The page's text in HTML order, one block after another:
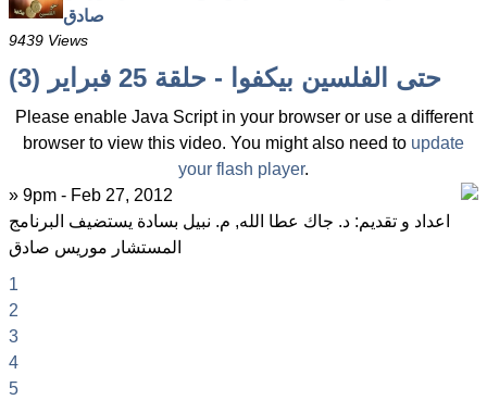
صادق
9439 Views
حتى الفلسين بيكفوا - حلقة 25 فبراير (3)
Please enable Java Script in your browser or use a different
browser to view this video. You might also need to update
your flash player.
» 9pm - Feb 27, 2012
اعداد و تقديم: د. جاك عطا الله, م. نبيل بسادة يستضيف البرنامج
المستشار موريس صادق
1
2
3
4
5